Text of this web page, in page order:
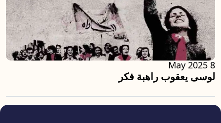
لوسى يعقوب راهبة فكر
8 May 2025